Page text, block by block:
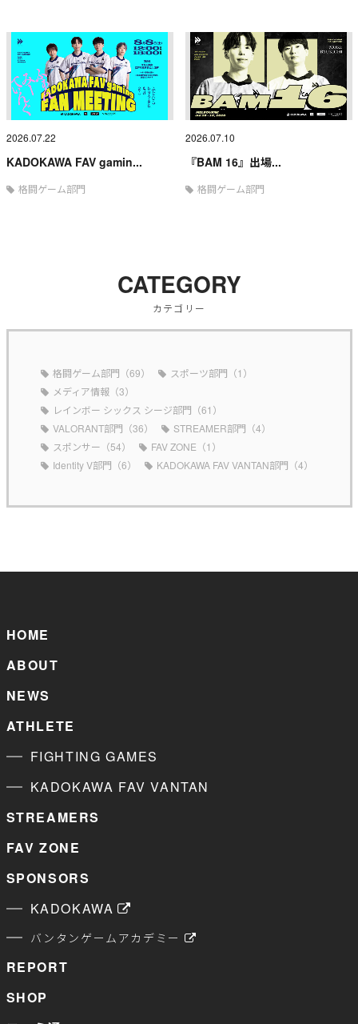
2026.07.22
KADOKAWA FAV gamin...
格闘ゲーム部門
2026.07.10
『BAM 16』出場...
格闘ゲーム部門
CATEGORY
カテゴリー
格闘ゲーム部門（69）
スポーツ部門（1）
メディア情報（3）
レインボー シックス シージ部門（61）
VALORANT部門（36）
STREAMER部門（4）
スポンサー（54）
FAV ZONE（1）
Identity V部門（6）
KADOKAWA FAV VANTAN部門（4）
HOME
ABOUT
NEWS
ATHLETE
FIGHTING GAMES
KADOKAWA FAV VANTAN
STREAMERS
FAV ZONE
SPONSORS
KADOKAWA
バンタンゲームアカデミー
REPORT
SHOP